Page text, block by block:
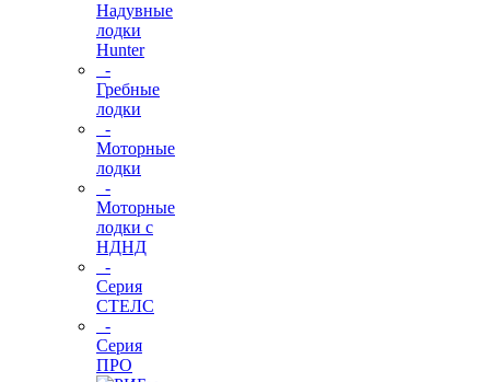
Надувные
лодки
Hunter
-
Гребные
лодки
-
Моторные
лодки
-
Моторные
лодки с
НДНД
-
Серия
СТЕЛС
-
Серия
ПРО